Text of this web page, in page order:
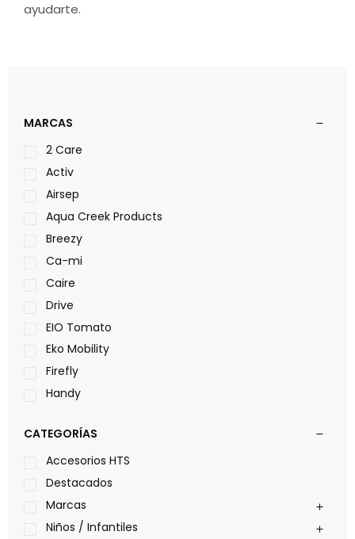
ayudarte.
MARCAS
2 Care
Activ
Airsep
Aqua Creek Products
Breezy
Ca-mi
Caire
Drive
EIO Tomato
Eko Mobility
Firefly
Handy
Leggero
Lumex
Medical Store
Nidek
Oxiplus
CATEGORÍAS
Accesorios HTS
Destacados
Marcas
Niños / Infantiles